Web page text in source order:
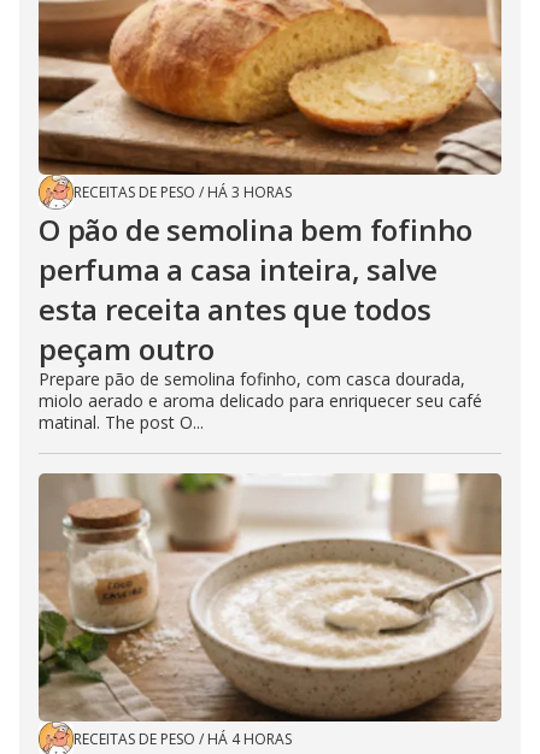
RECEITAS DE PESO / HÁ 3 HORAS
O pão de semolina bem fofinho
perfuma a casa inteira, salve
esta receita antes que todos
peçam outro
Prepare pão de semolina fofinho, com casca dourada,
miolo aerado e aroma delicado para enriquecer seu café
matinal. The post O...
RECEITAS DE PESO / HÁ 4 HORAS